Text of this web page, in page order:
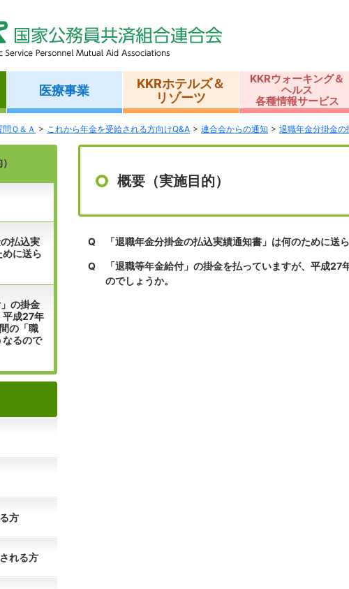
医療事業
KKRホテルズ＆
リゾーツ
KKRウォーキング＆
ヘルス
各種情報サービス
Ｑ＆Ａ これから年金を受給される方向けQ&A 連合会からの通知 退職年金分掛金の
払込実
めに送ら
の掛金
平成27年
の「職
なるので
方
れる方
概要（実施目的）
Q 「退職年金分掛金の払込実績通知書」は何のために送
Q
「退職等年金給付」の掛金を払っていますが、平成
のでしょうか。